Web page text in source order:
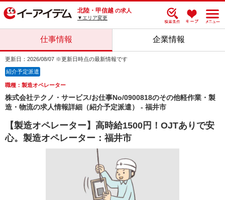
北陸・甲信越 の求人
▼エリア変更
仕事情報 企業情報
更新日：2026/08/07 ※更新日時点の最新情報です
紹介予定派遣
職種：製造オペレーター
株式会社テクノ・サービス/お仕事No/0900818のその他軽作業・製
造・物流の求人情報詳細（紹介予定派遣） - 福井市
【製造オペレーター】高時給1500円！OJTありで安
心。製造オペレーター：福井市